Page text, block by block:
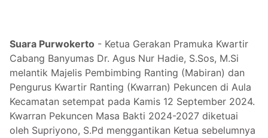
Suara Purwokerto - Ketua Gerakan Pramuka Kwartir
Cabang Banyumas Dr. Agus Nur Hadie, S.Sos, M.Si
melantik Majelis Pembimbing Ranting (Mabiran) dan
Pengurus Kwartir Ranting (Kwarran) Pekuncen di Aula
Kecamatan setempat pada Kamis 12 September 2024.
Kwarran Pekuncen Masa Bakti 2024-2027 diketuai
oleh Supriyono, S.Pd menggantikan Ketua sebelumnya